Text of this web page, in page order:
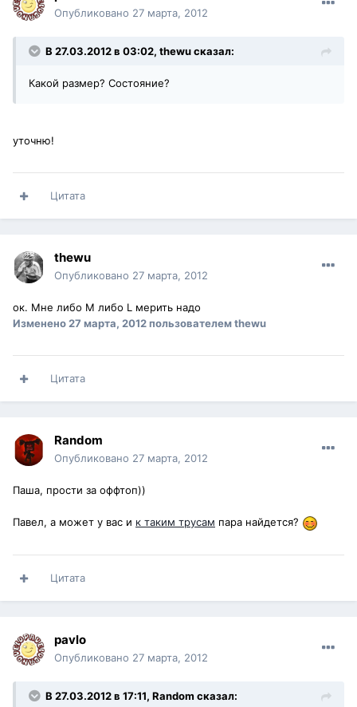
Опубликовано 27 марта, 2012
В 27.03.2012 в 03:02, thewu сказал:
Какой размер? Состояние?
уточню!
Цитата
thewu
Опубликовано 27 марта, 2012
ок. Мне либо М либо L мерить надо
Изменено27 марта, 2012пользователем thewu
Цитата
Random
Опубликовано 27 марта, 2012
Паша, прости за оффтоп))
Павел, а может у вас и к таким трусам пара найдется?
Цитата
pavlo
Опубликовано 27 марта, 2012
В 27.03.2012 в 17:11, Random сказал: